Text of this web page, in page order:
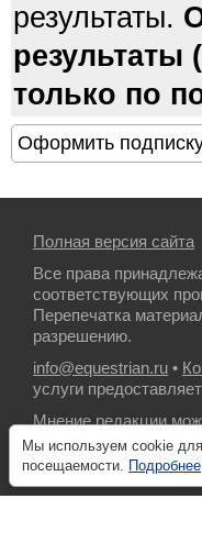
результаты.
результаты
только по
Полная версия сайта
Все права
соответствующих
Перепечатка
разрешению.
info@equestrian.ru •
услуги
Мнение редакции
авторов.
Мы используем cookie
посещаемости. Подробнее